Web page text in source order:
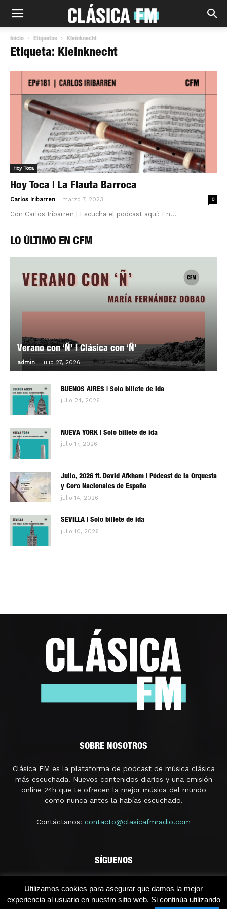
Inicio Etiquetas Kleinknecht
Etiqueta: Kleinknecht
Hoy Toca
Hoy Toca | La Flauta Barroca
Carlos Iribarren - marzo 7, 2023 0
Con Carlos Iribarren | Escucha el podcast aquí: En...
LO ÚLTIMO EN CFM
Verano con ‘Ñ’ | Clásica con ‘Ñ’
admin - julio 27, 2026 0
BUENOS AIRES | Solo billete de ida
julio 24, 2026
NUEVA YORK | Solo billete de ida
julio 17, 2026
Julio, 2026 ft. David Afkham | Pódcast de la Orquesta
y Coro Nacionales de España
julio 14, 2026
SEVILLA | Solo billete de ida
julio 10, 2026
SOBRE NOSOTROS
Clásica FM es la plataforma de podcast de música clásica
más escuchada. Nuevos contenidos diarios y una emisión
online 24h que te ofrecen la mejor música del mundo
como nunca antes la habías escuchado.
Contáctanos: contacto@clasicafmradio.com
SÍGUENOS
Utilizamos cookies para asegurar que damos la mejor
experiencia al usuario en nuestro sitio web. Si continúa utilizando